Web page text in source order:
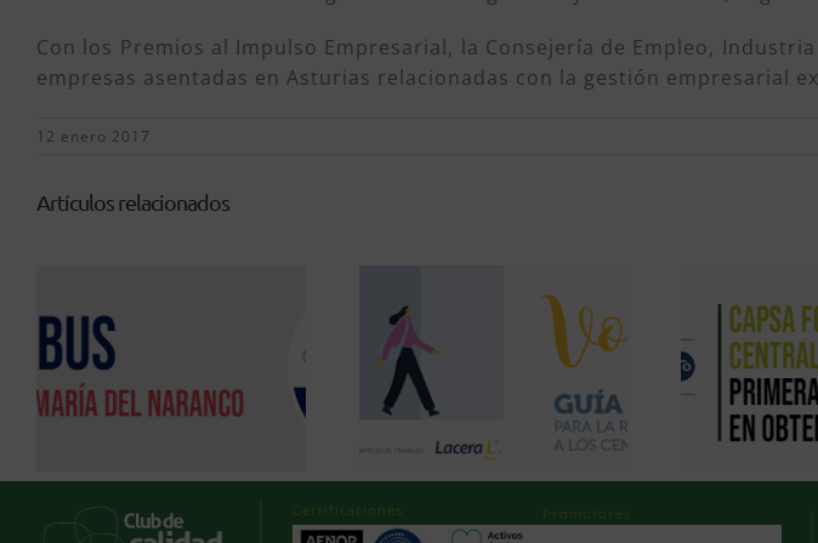
Con los Premios al Impulso Empresarial, la Consejería de Empleo,
empresas asentadas en Asturias relacionadas con la gestión empresarial
12 enero 2017
Artículos relacionados
Certificaciones Promotores